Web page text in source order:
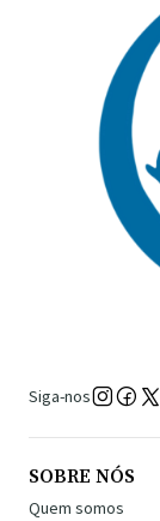
Siga-nos
SOBRE NÓS
Quem somos